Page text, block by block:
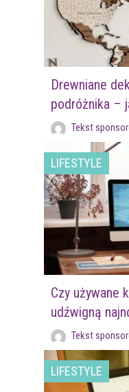
Drewniane
podróżnika –
Tekst
LIFESTYLE
Czy używane
udźwigną
Tekst
LIFESTYLE